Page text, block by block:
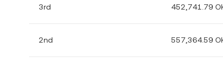
3rd 452,741.79
2nd 557,364.59